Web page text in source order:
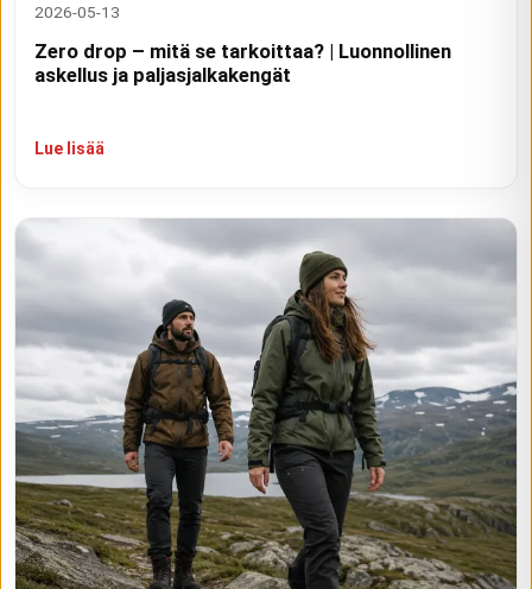
2026-05-13
Zero drop – mitä se tarkoittaa? | Luonnollinen
askellus ja paljasjalkakengät
Lue lisää